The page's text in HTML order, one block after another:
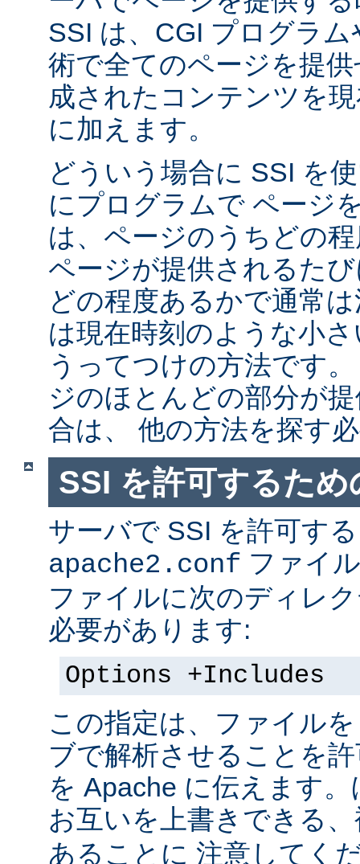
SSI は、CGI プログラ
術で全てのページを提
成されたコンテンツを
に加えます。
どういう場合に SSI を
にプログラムで ページ
は、ページのうちどの
ページが提供されるた
どの程度あるかで通常
は現在時刻のような小
うってつけの方法です
ジのほとんどの部分が
合は、 他の方法を探す
SSI を許可するた
サーバで SSI を許可す
apache2.conf ファイ
ファイルに次のディレ
必要があります:
Options +Includes
この指定は、ファイル
ブで解析させることを
を Apache に伝えます
お互いを上書きできる
あることに 注意してく